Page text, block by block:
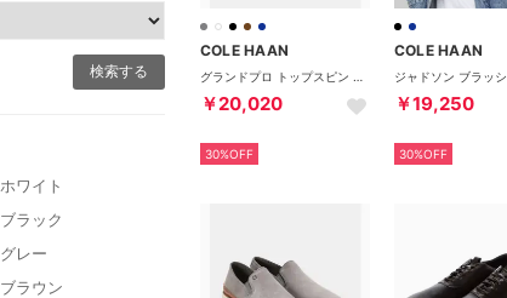
ホワイト
ブラック
グレー
ブラウン
COLE HAAN
￥20,020
30%OFF
COLE HAAN
￥19,250
30%OFF